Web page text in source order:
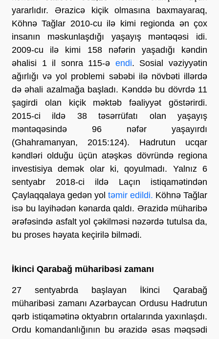
yararlıdır. Ərazicə kiçik olmasına baxmayaraq,
Köhnə Tağlar 2010-cu ilə kimi regionda ən çox
insanın məskunlaşdığı yaşayış məntəqəsi idi.
2009-cu ilə kimi 158 nəfərin yaşadığı kəndin
əhalisi 1 il sonra 115-ə endi. Sosial vəziyyətin
ağırlığı və yol problemi səbəbi ilə növbəti illərdə
də əhali azalmağa başladı. Kənddə bu dövrdə 11
şagirdi olan kiçik məktəb fəaliyyət göstərirdi.
2015-ci ildə 38 təsərrüfatı olan yaşayış
məntəqəsində 96 nəfər yaşayırdı
(Ghahramanyan, 2015:124). Hadrutun ucqar
kəndləri olduğu üçün atəşkəs dövründə regiona
investisiya demək olar ki, qoyulmadı. Yalnız 6
sentyabr 2018-ci ildə Laçın istiqamətindən
Çaylaqqalaya gedən yol təmir edildi. Köhnə Tağlar
isə bu layihədən kənarda qaldı. Ərazidə müharibə
ərəfəsində asfalt yol çəkilməsi nəzərdə tutulsa da,
bu proses həyata keçirilə bilmədi.
İkinci Qarabağ müharibəsi zamanı
27 sentyabrda başlayan İkinci Qarabağ
müharibəsi zamanı Azərbaycan Ordusu Hadrutun
qərb istiqamətinə oktyabrın ortalarında yaxınlaşdı.
Ordu komandanlığının bu ərazidə əsas məqsədi